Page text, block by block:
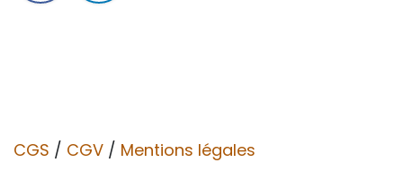
CGS / CGV​​ / Mentions légales